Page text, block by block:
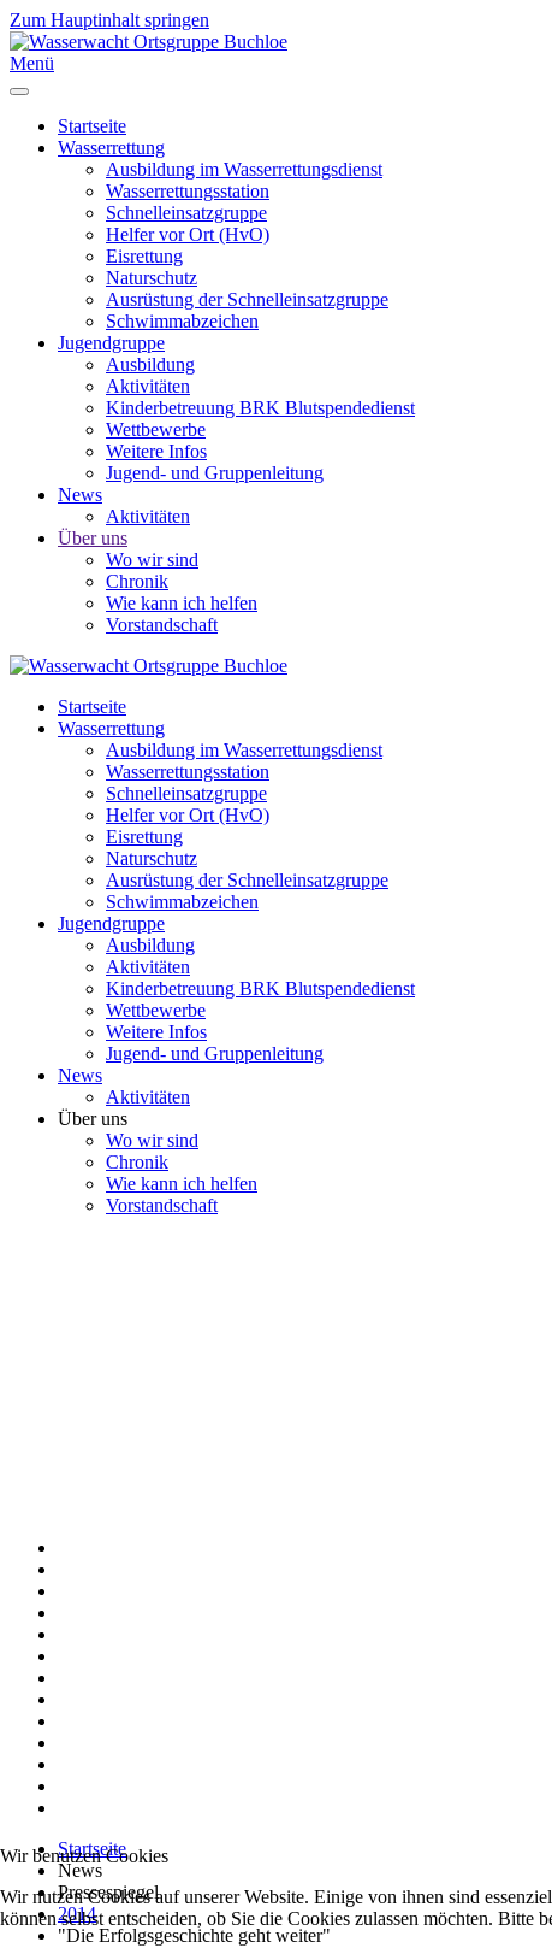
Zum Hauptinhalt springen
Menü
Startseite
Wasserrettung
Ausbildung im Wasserrettungsdienst
Wasserrettungsstation
Schnelleinsatzgruppe
Helfer vor Ort (HvO)
Eisrettung
Naturschutz
Ausrüstung der Schnelleinsatzgruppe
Schwimmabzeichen
Jugendgruppe
Ausbildung
Aktivitäten
Kinderbetreuung BRK Blutspendedienst
Wettbewerbe
Weitere Infos
Jugend- und Gruppenleitung
News
Aktivitäten
Über uns
Wo wir sind
Chronik
Wie kann ich helfen
Vorstandschaft
Startseite
Wasserrettung
Ausbildung im Wasserrettungsdienst
Wasserrettungsstation
Schnelleinsatzgruppe
Helfer vor Ort (HvO)
Eisrettung
Naturschutz
Ausrüstung der Schnelleinsatzgruppe
Schwimmabzeichen
Jugendgruppe
Ausbildung
Aktivitäten
Kinderbetreuung BRK Blutspendedienst
Wettbewerbe
Weitere Infos
Jugend- und Gruppenleitung
News
Aktivitäten
Über uns
Wo wir sind
Chronik
Wie kann ich helfen
Vorstandschaft
Startseite
News
Pressespiegel
2014
"Die Erfolgsgeschichte geht weiter"
Wir benutzen Cookies
Wir nutzen Cookies auf unserer Website. Einige von ihnen sind
können selbst entscheiden, ob Sie die Cookies zulassen möchten.